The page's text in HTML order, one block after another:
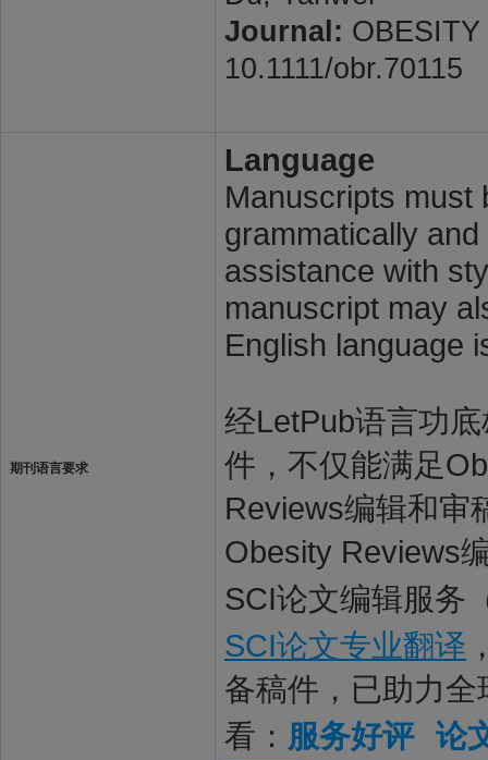
Journal:
10.1111/obr.70115
期刊语言要求
Language
Manuscripts must
grammatically
assistance with
manuscript may
English language
经LetPub语言功
件，不仅能满足
Reviews编辑和审
Obesity Reviews
SCI论文编辑服务
SCI论文专业翻译
备稿件，已助力
看： 服务好评 论